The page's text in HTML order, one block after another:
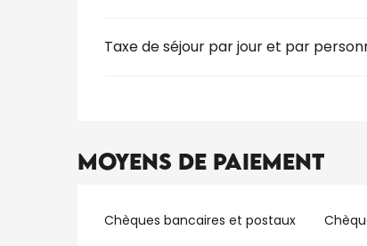
Taxe de séjour par jour et par
Moyens de paiement
Chèques bancaires et postaux